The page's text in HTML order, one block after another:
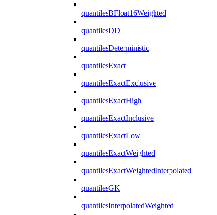
quantilesBFloat16Weighted
quantilesDD
quantilesDeterministic
quantilesExact
quantilesExactExclusive
quantilesExactHigh
quantilesExactInclusive
quantilesExactLow
quantilesExactWeighted
quantilesExactWeightedInterpolated
quantilesGK
quantilesInterpolatedWeighted